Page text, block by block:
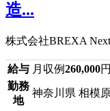
造...
株式会社BREXA Next
給与 月収例260,000円
勤務
地
神奈川県 相模